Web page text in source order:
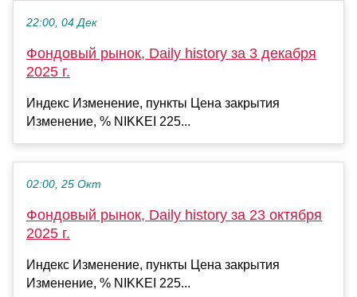
22:00, 04 Дек
Фондовый рынок, Daily history за 3 декабря
2025 г.
Индекс Изменение, пункты Цена закрытия
Изменение, % NIKKEI 225...
02:00, 25 Окт
Фондовый рынок, Daily history за 23 октября
2025 г.
Индекс Изменение, пункты Цена закрытия
Изменение, % NIKKEI 225...